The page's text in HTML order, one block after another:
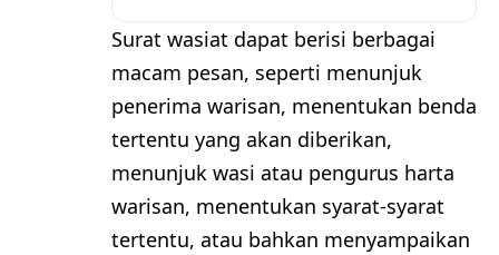
Surat wasiat dapat berisi berbagai
macam pesan, seperti menunjuk
penerima warisan, menentukan benda
tertentu yang akan diberikan,
menunjuk wasi atau pengurus harta
warisan, menentukan syarat-syarat
tertentu, atau bahkan menyampaikan